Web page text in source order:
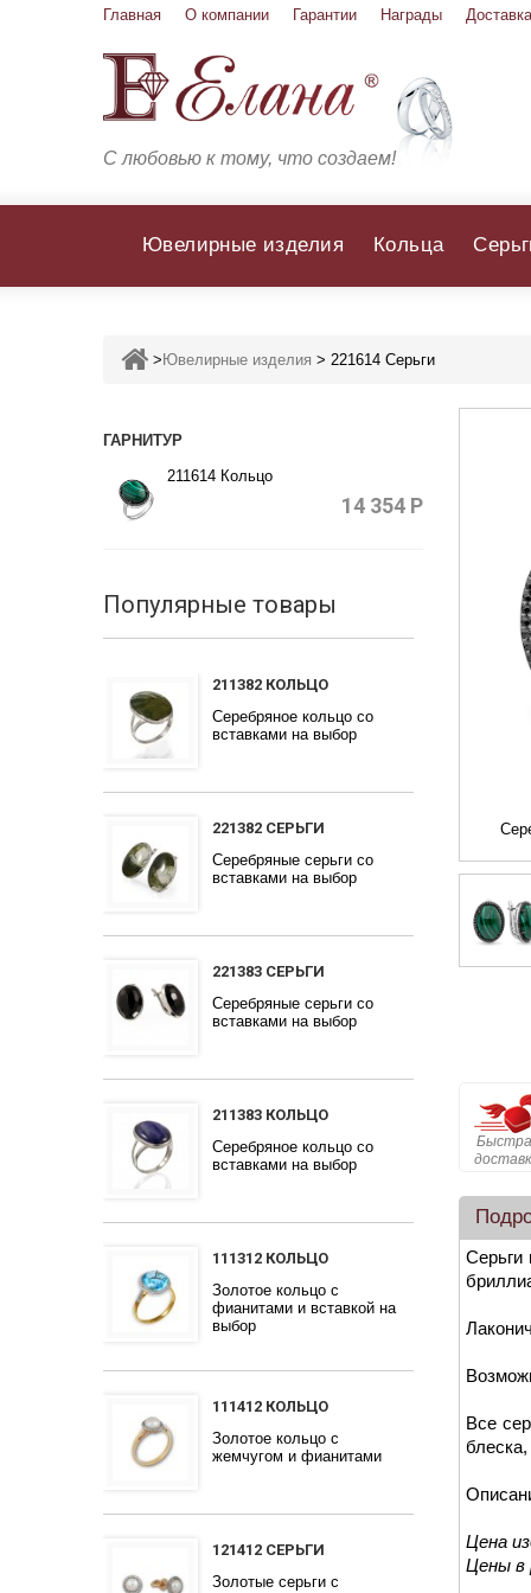
Главная О компании Гарантии Награды
С любовью к тому, что создаем!
Ювелирные изделия Кольца
> Ювелирные изделия > 221614 Серьги
ГАРНИТУР
211614 Кольцо
14 354 Р
Популярные товары
211382 КОЛЬЦО
Серебряное кольцо со
вставками на выбор
221382 СЕРЬГИ
Серебряные серьги со
вставками на выбор
221383 СЕРЬГИ
Серебряные серьги со
вставками на выбор
211383 КОЛЬЦО
Серебряное кольцо со
вставками на выбор
111312 КОЛЬЦО
Золотое кольцо с
фианитами и вставкой на
выбор
111412 КОЛЬЦО
Золотое кольцо с
жемчугом и фианитами
121412 СЕРЬГИ
Золотые серьги с
Серьги
Все
Цена
Цены в